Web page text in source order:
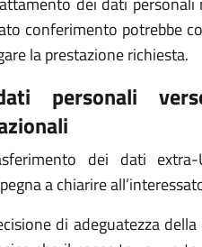
conferimento potrebbe
la prestazione richiesta.
personali
dei dati
a chiarire
di adeguatezza